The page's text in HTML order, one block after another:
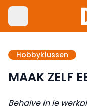
Hobbyklussen
MAAK ZELF
Behalve in je